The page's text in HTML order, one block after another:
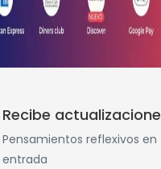
Recibe
Pensamientos reflexivos
entrada